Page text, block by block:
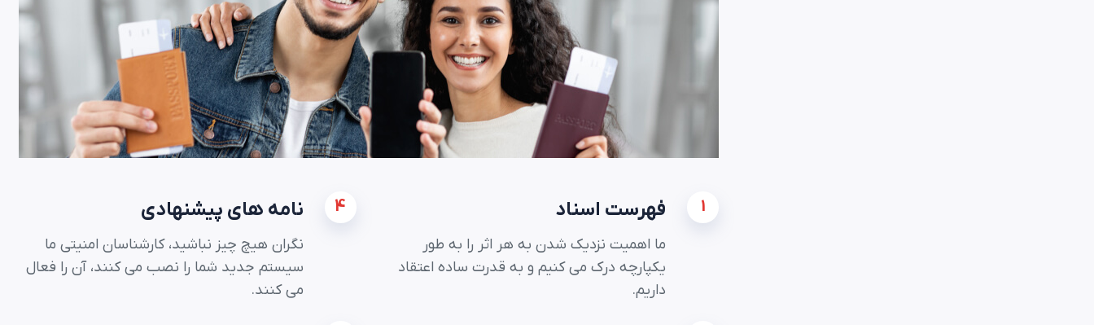
1 فهرست اسناد
ما اهمیت نزدیک شدن به هر اثر را به طور
یکپارچه درک می کنیم و به قدرت ساده اعتقاد
داریم.
4 نامه های پیشنهادی
نگران هیچ چیز نباشید، کارشناسان امنیتی ما
سیستم جدید شما را نصب می کنند، آن را فعال
می کنند.